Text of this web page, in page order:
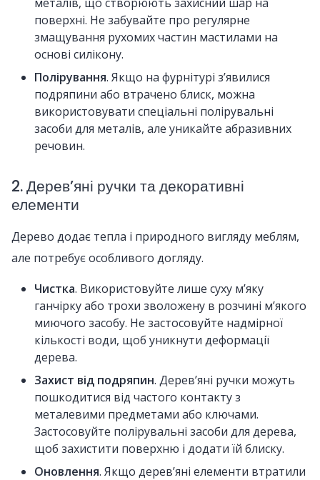
поверхні. Не забувайте про регулярне
змащування рухомих частин мастилами на
основі силікону.
Полірування. Якщо на фурнітурі з’явилися
подряпини або втрачено блиск, можна
використовувати спеціальні полірувальні
засоби для металів, але уникайте абразивних
речовин.
2. Дерев’яні ручки та декоративні
елементи
Дерево додає тепла і природного вигляду меблям,
але потребує особливого догляду.
Чистка. Використовуйте лише суху м’яку
ганчірку або трохи зволожену в розчині м’якого
миючого засобу. Не застосовуйте надмірної
кількості води, щоб уникнути деформації
дерева.
Захист від подряпин. Дерев’яні ручки можуть
пошкодитися від частого контакту з
металевими предметами або ключами.
Застосовуйте полірувальні засоби для дерева,
щоб захистити поверхню і додати їй блиску.
Оновлення. Якщо дерев’яні елементи втратили